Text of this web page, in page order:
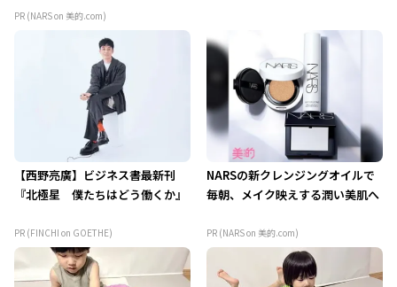
PR (NARS on 美的.com)
【西野亮廣】ビジネス書最新刊
『北極星 僕たちはどう働くか』
PR (FINCHI on GOETHE)
NARSの新クレンジングオイルで
毎朝、メイク映えする潤い美肌へ
PR (NARS on 美的.com)